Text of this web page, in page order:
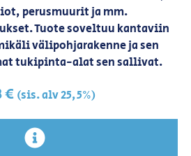
perusmuurit ja mm.
Tuote soveltuu kantaviin
välipohjarakenne ja sen
tukipinta-alat sen sallivat.
€ (sis. alv 25,5%)